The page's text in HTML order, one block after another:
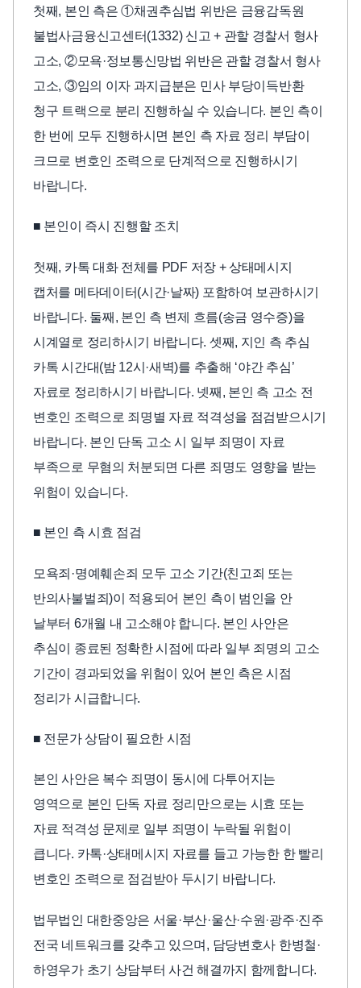
첫째, 본인 측은 ①채권추심법 위반은 금융감독원
불법사금융신고센터(1332) 신고 + 관할 경찰서 형사
고소, ②모욕·정보통신망법 위반은 관할 경찰서 형사
고소, ③임의 이자 과지급분은 민사 부당이득반환
청구 트랙으로 분리 진행하실 수 있습니다. 본인 측이
한 번에 모두 진행하시면 본인 측 자료 정리 부담이
크므로 변호인 조력으로 단계적으로 진행하시기
바랍니다.
■ 본인이 즉시 진행할 조치
첫째, 카톡 대화 전체를 PDF 저장 + 상태메시지
캡처를 메타데이터(시간·날짜) 포함하여 보관하시기
바랍니다. 둘째, 본인 측 변제 흐름(송금 영수증)을
시계열로 정리하시기 바랍니다. 셋째, 지인 측 추심
카톡 시간대(밤 12시·새벽)를 추출해 ‘야간 추심’
자료로 정리하시기 바랍니다. 넷째, 본인 측 고소 전
변호인 조력으로 죄명별 자료 적격성을 점검받으시기
바랍니다. 본인 단독 고소 시 일부 죄명이 자료
부족으로 무혐의 처분되면 다른 죄명도 영향을 받는
위험이 있습니다.
■ 본인 측 시효 점검
모욕죄·명예훼손죄 모두 고소 기간(친고죄 또는
반의사불벌죄)이 적용되어 본인 측이 범인을 안
날부터 6개월 내 고소해야 합니다. 본인 사안은
추심이 종료된 정확한 시점에 따라 일부 죄명의 고소
기간이 경과되었을 위험이 있어 본인 측은 시점
정리가 시급합니다.
■ 전문가 상담이 필요한 시점
본인 사안은 복수 죄명이 동시에 다투어지는
영역으로 본인 단독 자료 정리만으로는 시효 또는
자료 적격성 문제로 일부 죄명이 누락될 위험이
큽니다. 카톡·상태메시지 자료를 들고 가능한 한 빨리
변호인 조력으로 점검받아 두시기 바랍니다.
법무법인 대한중앙은 서울·부산·울산·수원·광주·진주
전국 네트워크를 갖추고 있으며, 담당변호사 한병철·
하영우가 초기 상담부터 사건 해결까지 함께합니다.